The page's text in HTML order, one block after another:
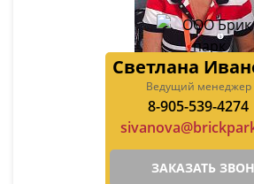
Светлана
Ведущий менеджер
8-905-539-4274
ЗАКАЗАТЬ